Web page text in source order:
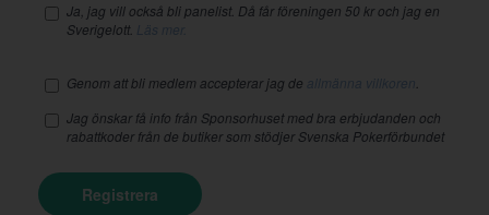
Ja, jag vill också bli panelist. Då får föreningen 50 kr och jag en
Sverigelott. Läs mer.
Genom att bli medlem accepterar jag de allmänna villkoren
Jag önskar få info från Sponsorhuset med bra erbjudanden och
rabattkoder från de butiker som stödjer Svenska Pokerförbundet
Registrera